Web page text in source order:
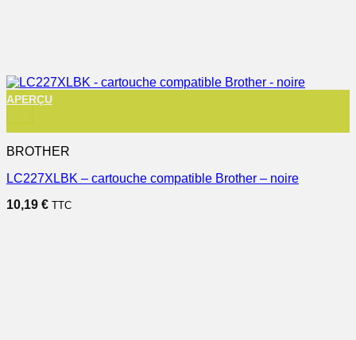
+
APERÇU
BROTHER
LC227XLBK – cartouche compatible Brother – noire
10,19 € TTC